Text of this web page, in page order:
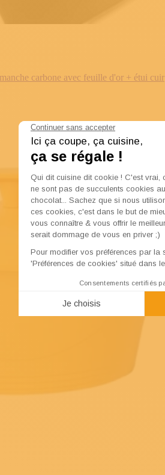
carbone avec feuille d'or + étui cuir